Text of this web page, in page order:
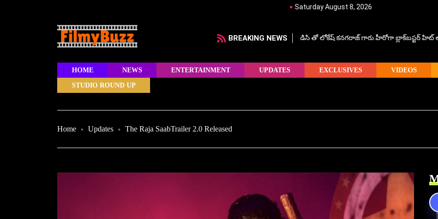
Saturday August 8, 2026
BREAKING NEWS డిసి తో లోకేష్ కనగరాజ్ గారు హీరోగా బ్లాక్‌బస్టర్ హిట్
HOME NEWS ENTERTAINMENT UPDATES EXCLUSIVES VIDEOS
STUDIO ROUND UP
Home Updates The Raja SaabTrailer 2.0 Released